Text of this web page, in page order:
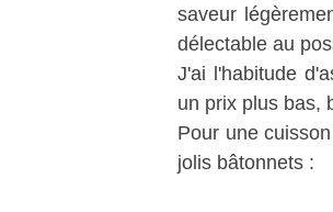
saveur
délectable au
J'ai l'habitude
un prix plus bas,
Pour une
jolis bâtonnets :